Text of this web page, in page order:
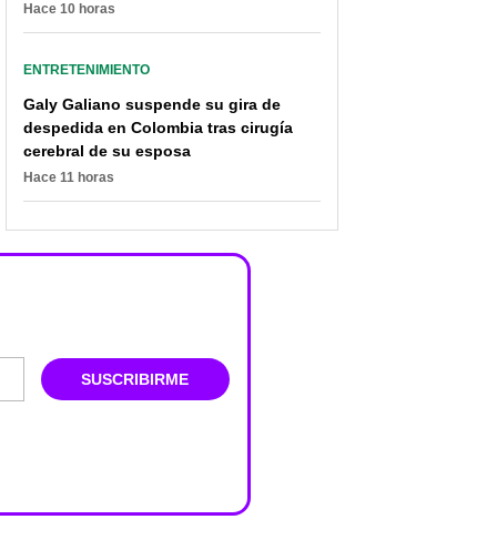
Hace 10 horas
ENTRETENIMIENTO
Galy Galiano suspende su gira de
despedida en Colombia tras cirugía
cerebral de su esposa
Hace 11 horas
SUSCRIBIRME